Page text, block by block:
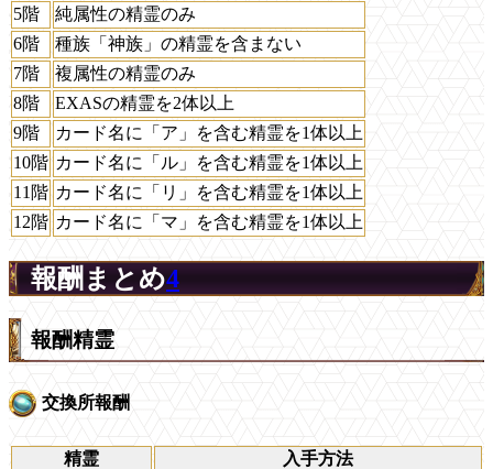
5階
純属性の精霊のみ
6階
種族「神族」の精霊を含まない
7階
複属性の精霊のみ
8階
EXASの精霊を2体以上
9階
カード名に「ア」を含む精霊を1体以上
10階 カード名に「ル」を含む精霊を1体以上
11階 カード名に「リ」を含む精霊を1体以上
12階 カード名に「マ」を含む精霊を1体以上
報酬まとめ4
報酬精霊
交換所報酬
精霊 入手方法